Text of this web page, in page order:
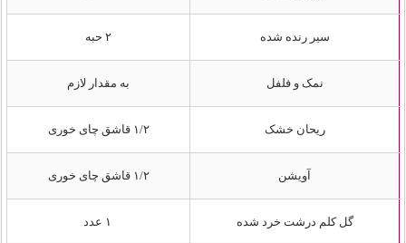
سیر رنده شده ۲ حبه
نمک و فلفل به مقدار لازم
ریحان خشک ۱/۲ قاشق چای‌ خوری
آویشن ۱/۲ قاشق چای‌ خوری
گل‌ کلم درشت خرد شده